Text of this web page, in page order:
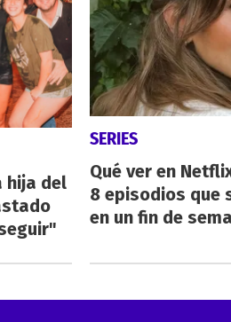
hija del
SERIES
Qué ver en
8 episodios que
en un fin de